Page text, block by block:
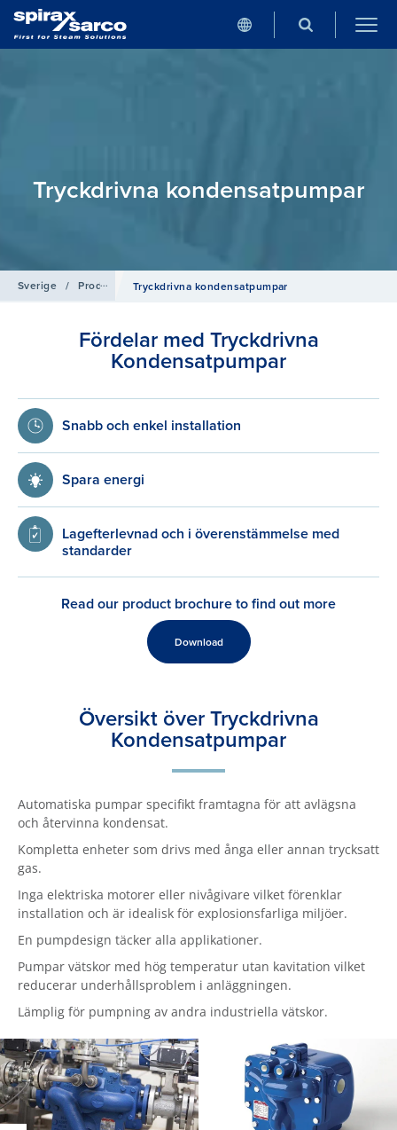
Tryckdrivna kondensatpumpar
Sverige / Produkter / Kondensatpumpar & Energiåtervinning
Tryckdrivna kondensatpumpar
Fördelar med Tryckdrivna
Kondensatpumpar
Snabb och enkel installation
Spara energi
Lagefterlevnad och i överenstämmelse med
standarder
Read our product brochure to find out more
Download
Översikt över Tryckdrivna
Kondensatpumpar
Automatiska pumpar specifikt framtagna för att avlägsna
och återvinna kondensat.
Kompletta enheter som drivs med ånga eller annan trycksatt
gas.
Inga elektriska motorer eller nivågivare vilket förenklar
installation och är idealisk för explosionsfarliga miljöer.
En pumpdesign täcker alla applikationer.
Pumpar vätskor med hög temperatur utan kavitation vilket
reducerar underhållsproblem i anläggningen.
Lämplig för pumpning av andra industriella vätskor.